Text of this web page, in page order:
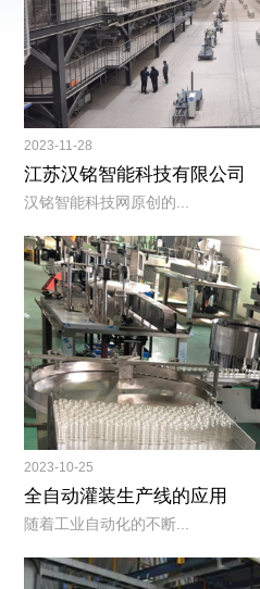
2023-11-28
江苏汉铭智能科技有限公司
汉铭智能科技网原创的...
2023-10-25
全自动灌装生产线的应用
随着工业自动化的不断...